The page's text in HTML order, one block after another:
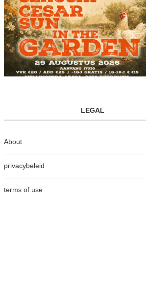
LEGAL
About
privacybeleid
terms of use